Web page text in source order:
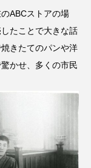
のABCストアの場
たことで大きな話
きたてのパンや洋
かせ、多くの市民